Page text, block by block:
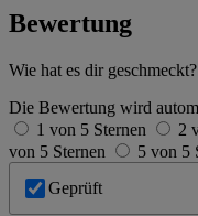
Bewertung
Wie hat es dir geschmeckt?
Die Bewertung wird
1 von 5 Sternen
2
von 5 Sternen
5 von 5
Geprüft